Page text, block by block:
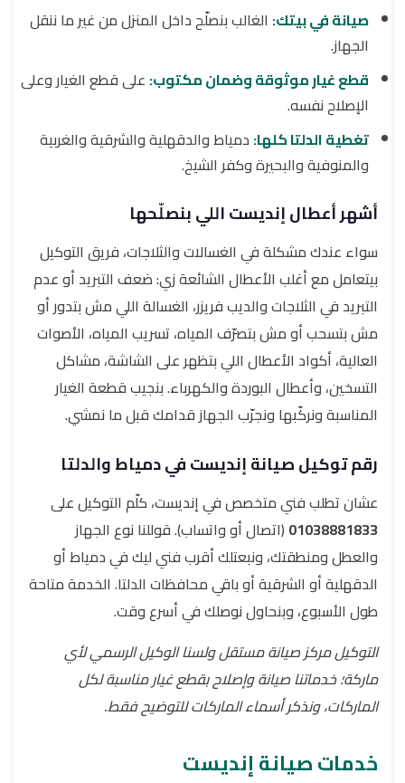
صيانة في بيتك: الغالب بنصلّح داخل المنزل من غير ما ننقل
الجهاز.
قطع غيار موثوقة وضمان مكتوب: على قطع الغيار وعلى
الإصلاح نفسه.
تغطية الدلتا كلها: دمياط والدقهلية والشرقية والغربية
والمنوفية والبحيرة وكفر الشيخ.
أشهر أعطال إنديست اللي بنصلّحها
سواء عندك مشكلة في الغسالات والثلاجات، فريق التوكيل
بيتعامل مع أغلب الأعطال الشائعة زي: ضعف التبريد أو عدم
التبريد في الثلاجات والديب فريزر، الغسالة اللي مش بتدور أو
مش بتسحب أو مش بتصرّف المياه، تسريب المياه، الأصوات
العالية، أكواد الأعطال اللي بتظهر على الشاشة، مشاكل
التسخين، وأعطال البوردة والكهرباء. بنجيب قطعة الغيار
المناسبة ونركّبها ونجرّب الجهاز قدامك قبل ما نمشي.
رقم توكيل صيانة إنديست في دمياط والدلتا
عشان تطلب فني متخصص في إنديست، كلّم التوكيل على
01038881833 (اتصال أو واتساب). قوللنا نوع الجهاز
والعطل ومنطقتك، ونبعتلك أقرب فني ليك في دمياط أو
الدقهلية أو الشرقية أو باقي محافظات الدلتا. الخدمة متاحة
طول الأسبوع، وبنحاول نوصلك في أسرع وقت.
التوكيل مركز صيانة مستقل ولسنا الوكيل الرسمي لأي
ماركة؛ خدماتنا صيانة وإصلاح بقطع غيار مناسبة لكل
الماركات، ونذكر أسماء الماركات للتوضيح فقط.
خدمات صيانة إنديست